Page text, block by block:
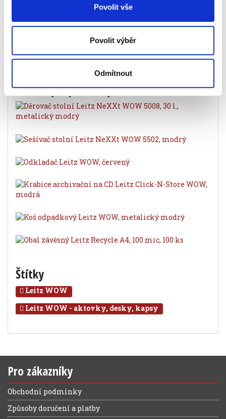
Povolit vše
Povolit výběr
Odmítnout
250
způsob archivace
rychlovazač
Značka
Související produkty
Štítky
Leitz WOW
Leitz WOW - aktovky, desky, kapsy
Pro zákazníky
Obchodní podmínky
Způsoby doručení a platby